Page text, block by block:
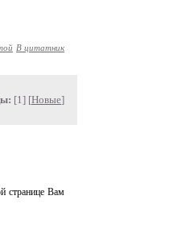
В цитатник
[1] [Новые]
странице Вам